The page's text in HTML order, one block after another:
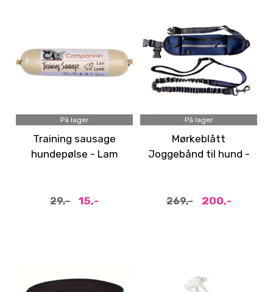
På lager
Training sausage
hundepølse - Lam
29,- 15,-
På lager
Mørkeblått
Joggebånd til hund -
269,- 200,-